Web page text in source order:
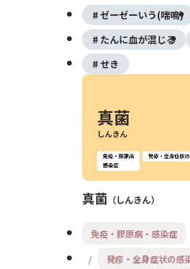
どがみられ、喘息や慢性
低い方では重症化するこ
に呼吸器内科などでの評
ゼーゼーいう(喘鳴)
たんに血が混じる
せき
真菌 しんきん
免疫・膠原病・感染症
発疹・全身症状の感